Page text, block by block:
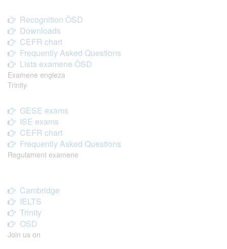
Recognition ÖSD
Downloads
CEFR chart
Frequently Asked Questions
Lista examene ÖSD
Examene engleza
Trinity
GESE exams
ISE exams
CEFR chart
Frequently Asked Questions
Regulament examene
Cambridge
IELTS
Trinity
OSD
Join us on